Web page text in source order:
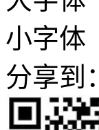
小字体
分享到：